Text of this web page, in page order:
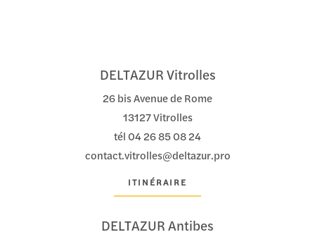
DELTAZUR Vitrolles
26 bis Avenue de Rome
13127 Vitrolles
tél04 26 85 08 24
contact.vitrolles@deltazur.pro
ITINÉRAIRE
DELTAZUR Antibes